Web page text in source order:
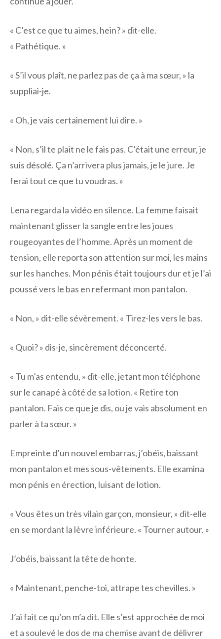
« C’est ce que tu aimes, hein? » dit-elle.
« Pathétique. »
« S’il vous plaît, ne parlez pas de ça à ma sœur, » la
suppliai-je.
« Oh, je vais certainement lui dire. »
« Non, s’il te plait ne le fais pas. C’était une erreur, je
suis désolé. Ça n’arrivera plus jamais, je le jure. Je
ferai tout ce que tu voudras. »
Lena regarda la vidéo en silence. La femme faisait
maintenant glisser la sangle entre les joues
rougeoyantes de l’homme. Après un moment de
tension, elle reporta son attention sur moi, les mains
sur les hanches. Mon pénis était toujours dur et je l’ai
poussé vers le bas en refermant mon pantalon.
« Non, » dit-elle sévèrement. « Tirez-les vers le bas.
« Quoi? » dis-je, sincèrement déconcerté.
« Tu m’as entendu, » dit-elle, jetant mon téléphone
sur le canapé à côté de sa lotion. « Retire ton
pantalon. Fais ce que je dis, ou je vais absolument en
parler à ta sœur. »
Empreinte d’un nouvel embarras, j’obéis, baissant
mon pantalon et mes sous-vêtements. Elle examina
mon pénis en érection, luisant de lotion.
« Vous êtes un très vilain garçon, monsieur, » dit-elle
en se mordant la lèvre inférieure. « Tourner autour. »
J’obéis, baissant la tête de honte.
« Maintenant, penche-toi, attrape tes chevilles. »
J’ai fait ce qu’on m’a dit. Elle s’est approchée de moi
et a soulevé le dos de ma chemise avant de délivrer